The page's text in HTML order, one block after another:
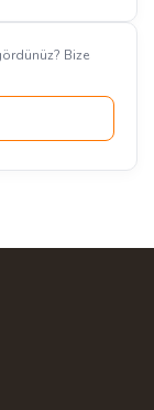
Bize